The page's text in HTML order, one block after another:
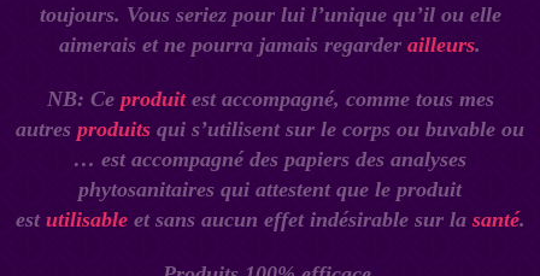
toujours. Vous seriez pour lui l’unique qu’il ou elle
aimerais et ne pourra jamais regarder ailleurs.
NB: Ce produit est accompagné, comme tous mes
autres produits qui s’utilisent sur le corps ou buvable ou
… est accompagné des papiers des analyses
phytosanitaires qui attestent que le produit
est utilisable et sans aucun effet indésirable sur la santé.